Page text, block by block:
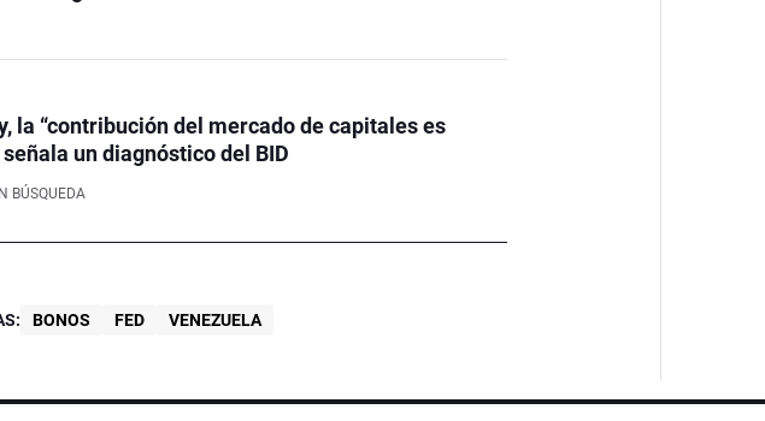
la “contribución del mercado de capitales es
un diagnóstico del BID
BÚSQUEDA
BONOS FED VENEZUELA